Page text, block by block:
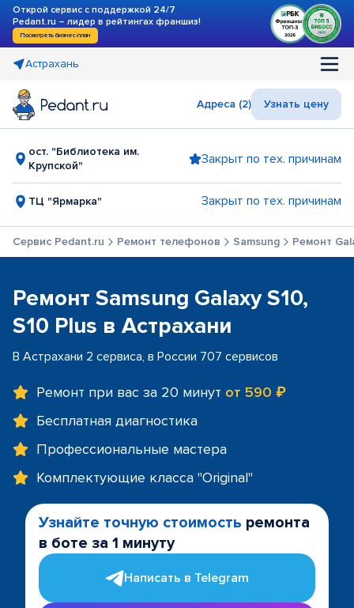
Открой сервис с поддержкой 24/7
Pedant.ru – лидер в рейтингах франшиз!
Посмотреть бизнес-план
Астрахань
Адреса (2) Узнать цену
ост. "Библиотека им.
Крупской"
Закрыт по тех. причинам
ТЦ "Ярмарка" Закрыт по тех. причинам
Сервис Pedant.ru Ремонт телефонов Samsung Ремонт
Ремонт Samsung Galaxy S10,
S10 Plus в Астрахани
В Астрахани 2 сервиса, в России 707 сервисов
Ремонт при вас за 20 минут от 590 ₽
Бесплатная диагностика
Профессиональные мастера
Комплектующие класса "Original"
Узнайте точную стоимость ремонта
в боте за 1 минуту
Написать в Telegram